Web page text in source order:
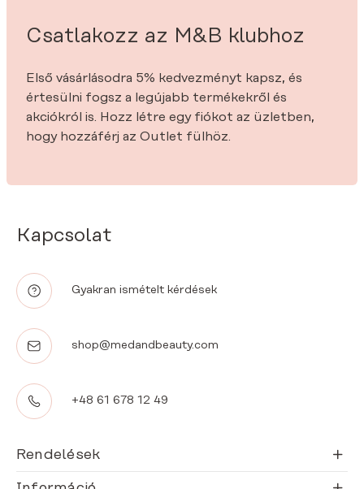
Kapcsolat
Gyakran ismételt kérdések
shop@medandbeauty.com
+48 61 678 12 49
Rendelések
Csatlakozz az M&B klubhoz
Első vásárlásodra 5% kedvezményt kapsz, és
értesülni fogsz a legújabb termékekről és
akciókról is. Hozz létre egy fiókot az üzletben,
hogy hozzáférj az Outlet fülhöz.